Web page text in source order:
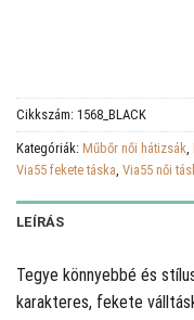
Cikkszám: 1568_BLACK
Kategóriák: Műbőr női hátizsák,
Via55 fekete táska, Via55 női
LEÍRÁS
Tegye könnyebbé és
karakteres, fekete